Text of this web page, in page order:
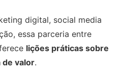
digital, social media
essa parceria entre
lições práticas sobre
de valor.